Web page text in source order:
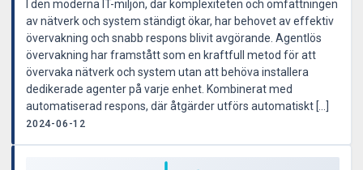
I den moderna IT-miljön, där komplexiteten och omfattningen
av nätverk och system ständigt ökar, har behovet av effektiv
övervakning och snabb respons blivit avgörande. Agentlös
övervakning har framstått som en kraftfull metod för att
övervaka nätverk och system utan att behöva installera
dedikerade agenter på varje enhet. Kombinerat med
automatiserad respons, där åtgärder utförs automatiskt […]
2024-06-12